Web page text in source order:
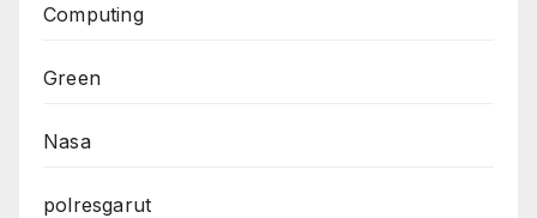
Computing
Green
Nasa
polresgarut